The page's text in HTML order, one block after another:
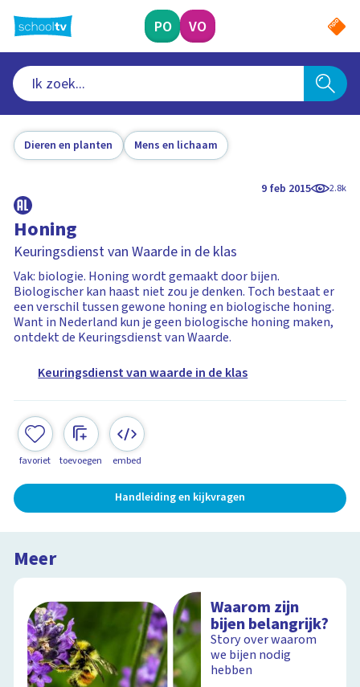
naar
hoofdinhoud
PO VO
Dieren en planten Mens en lichaam
9 feb 2015 2.8k
Honing
Keuringsdienst van Waarde in de klas
Vak: biologie. Honing wordt gemaakt door bijen.
Biologischer kan haast niet zou je denken. Toch bestaat er
een verschil tussen gewone honing en biologische honing.
Want in Nederland kun je geen biologische honing maken,
ontdekt de Keuringsdienst van Waarde.
Keuringsdienst van waarde in de klas
favoriet toevoegen embed
Handleiding en kijkvragen
Meer
Waarom zijn
bijen belangrijk?
Story over waarom
we bijen nodig
hebben